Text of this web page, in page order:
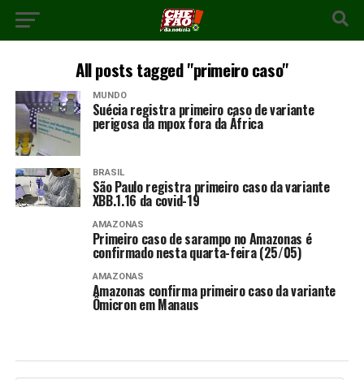
All posts tagged "primeiro caso"
MUNDO
Suécia registra primeiro caso de variante
perigosa da mpox fora da África
BRASIL
São Paulo registra primeiro caso da variante
XBB.1.16 da covid-19
AMAZONAS
Primeiro caso de sarampo no Amazonas é
confirmado nesta quarta-feira (25/05)
AMAZONAS
Amazonas confirma primeiro caso da variante
Ômicron em Manaus